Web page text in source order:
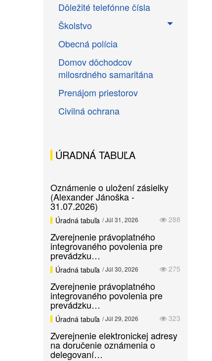
Dôležité telefónne čísla
Školstvo
Obecná polícia
Domov dôchodcov
milosrdného samaritána
Prenájom priestorov
Civilná ochrana
ÚRADNÁ TABUĽA
Oznámenie o uložení zásielky
(Alexander Jánoška -
31.07.2026)
288
Úradná tabuľa / Júl 31, 2026
Zverejnenie právoplatného
integrovaného povolenia pre
prevádzku…
275
Úradná tabuľa / Júl 30, 2026
Zverejnenie právoplatného
integrovaného povolenia pre
prevádzku…
323
Úradná tabuľa / Júl 29, 2026
Zverejnenie elektronickej adresy
na doručenie oznámenia o
delegovaní…